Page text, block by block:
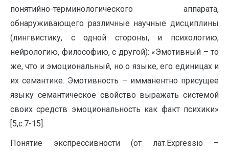
понятийно-терминологического аппарата,
обнаруживающего различные научные дисциплины
(лингвистику, с одной стороны, и психологию,
нейрологию, философию, с другой): «Эмотивный – то
же, что и эмоциональный, но о языке, его единицах и
их семантике. Эмотивность – имманентно присущее
языку семантическое свойство выражать системой
своих средств эмоциональность как факт психики»
[5,c.7-15].
Понятие экспрессивности (от лат.Expressio –